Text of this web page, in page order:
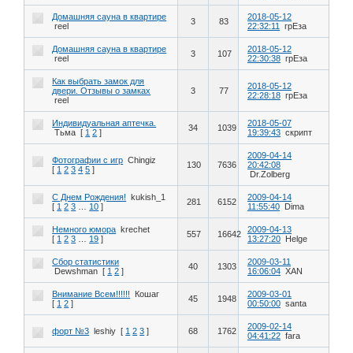
Домашняя сауна в квартире
reel
3 83
2018-05-12
22:32:11
грЕза
Домашняя сауна в квартире
reel
3 107
2018-05-12
22:30:38 грЕза
Как выбрать замок для
двери. Отзывы о замках
reel
3 77
2018-05-12
22:28:18 грЕза
Индивидуальная аптечка.
Тьма [ 1 2 ] 34 1039
2018-05-07
19:39:43 скрипт
Фотографии с игр Chingiz
[ 1 2 3 4 5 ] 130 7636
2009-04-14
20:42:08
Dr.Zolberg
С Днем Рождения!
kukish_1
[ 1 2 3 10 ] 281 6152
2009-04-14
11:55:40
Dima
Немного юмора krechet
[ 1 2 3 19 ] 557 16642
2009-04-13
13:27:20
Helge
Сбор статистики
Dewshman [ 1 2 ] 40 1303
2009-03-11
16:06:04 XAN
Внимание Всем!!!!!!
Кошаг
[ 1 2 ] 45 1948
2009-03-01
00:50:00 santa
форт №3 leshiy [ 1 2 3 ] 68 1762
2009-02-14
04:41:22 fara